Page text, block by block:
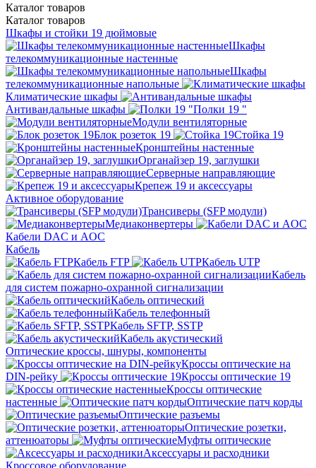
Каталог товаров
Каталог товаров
Шкафы и стойки 19 дюймовые
Шкафы
телекоммуникационные настенные
Шкафы
телекоммуникационные напольные
Климатические шкафы
Антивандальные шкафы
Полки 19 "
Модули вентиляторные
Блок розеток 19
Стойка 19
Кронштейны настенные
Органайзер 19, заглушки
Серверные направляющие
Крепеж 19 и аксессуары
Активное оборудование
Трансиверы (SFP модули)
Медиаконвертеры
Кабели DAC и AOC
Кабель
Кабель FTP
Кабель UTP
Кабель
для систем пожарно-охранной сигнализации
Кабель оптический
Кабель телефонный
Кабель SFTP, SSTP
Кабель акустический
Оптические кроссы, шнуры, компоненты
Кроссы оптические на
DIN-рейку
Кроссы оптические 19
Кроссы оптические
настенные
Оптические патч корды
Оптические разъемы
Оптические розетки,
аттенюаторы
Муфты оптические
Аксессуары и расходники
Кроссовое оборудование